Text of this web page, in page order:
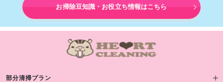
お掃除豆知識・お役立ち情報はこちら
部分清掃プラン